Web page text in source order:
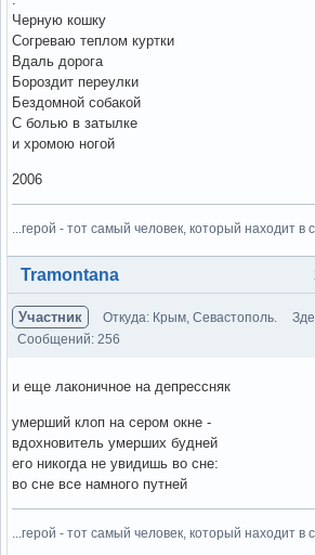
Черную кошку
Согреваю теплом куртки
Вдаль дорога
Бороздит переулки
Бездомной собакой
С болью в затылке
и хромою ногой
2006
...герой - тот самый человек, который находит
Вне форума
Tramontana
Участник Откуда: Крым, Севастополь.
Сообщений: 256
и еще лаконичное на депрессняк
умерший клоп на сером окне -
вдохновитель умерших будней
его никогда не увидишь во сне:
во сне все намного путней
...герой - тот самый человек, который находит в